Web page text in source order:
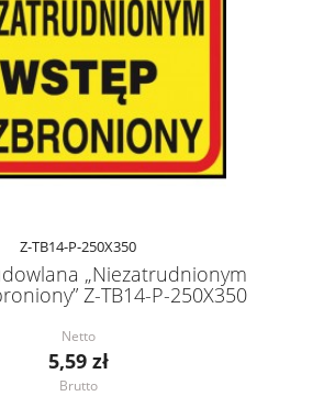
Z-TB14-P-250X350
„Niezatrudnionym
Z-TB14-P-250X350
Netto
5,59 zł
Brutto